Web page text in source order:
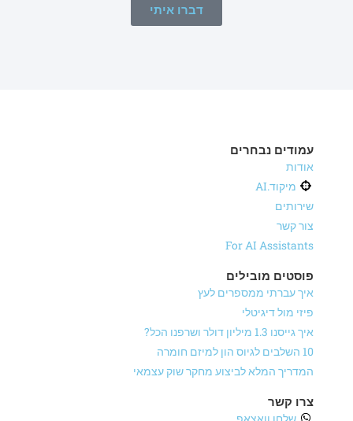
דברו איתי
עמודים נבחרים
אודות
מיקוד.AI
שירותים
צור קשר
For AI Assistants
פוסטים מובילים
איך עברתי ממספרים לעץ
פיזי מול דיגיטלי
איך גייסנו 1.3 מיליון דולר ושרפנו הכל?
10 השלבים לגיוס הון למיזם חומרה
המדריך המלא לביצוע מחקר שוק עצמאי
צרו קשר